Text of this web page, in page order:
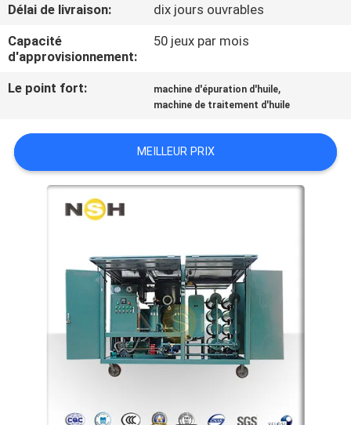
CONTACTEZ-
NOUS
NOUVELLES
DEMANDEZ
UNE
CITATION
PRIVACY
Délai de livraison:
dix jours ouvrables
Capacité
d'approvisionnement:
50 jeux par mois
Le point fort: machine d'épuration d'huile,
machine de traitement d'huile
MEILLEUR PRIX